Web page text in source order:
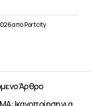
απόPortcity
Άρθρο